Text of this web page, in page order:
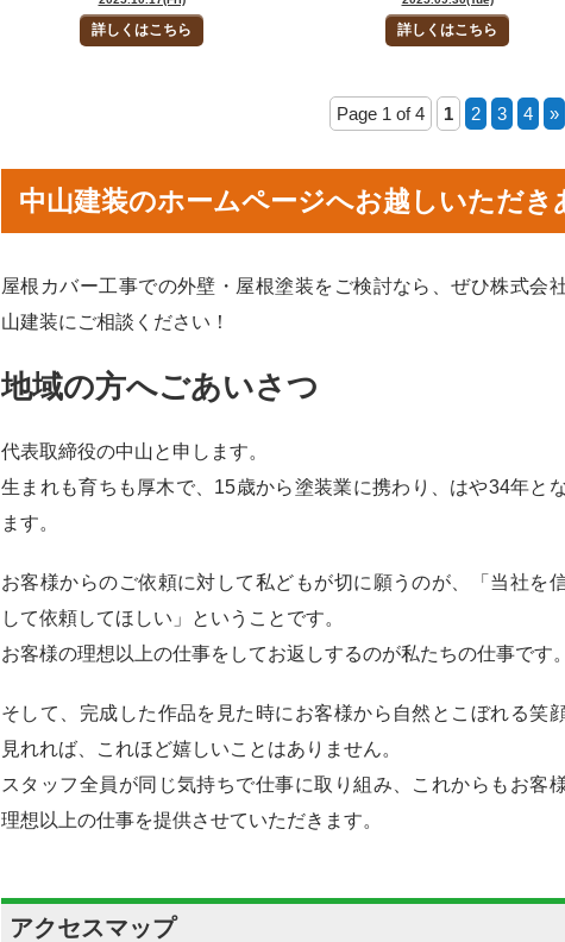
詳しくはこちら 詳しくはこちら
Page 1 of 4 1 2 3 4 »
中山建装のホームページへお越しいただ
屋根カバー工事での外壁・屋根塗装をご検討なら、ぜひ株式会
山建装にご相談ください！
地域の方へごあいさつ
代表取締役の中山と申します。
生まれも育ちも厚木で、15歳から塗装業に携わり、はや34年と
ます。
お客様からのご依頼に対して私どもが切に願うのが、「当社を
して依頼してほしい」ということです。
お客様の理想以上の仕事をしてお返しするのが私たちの仕事です。
そして、完成した作品を見た時にお客様から自然とこぼれる笑
見れれば、これほど嬉しいことはありません。
スタッフ全員が同じ気持ちで仕事に取り組み、これからもお客
理想以上の仕事を提供させていただきます。
アクセスマップ